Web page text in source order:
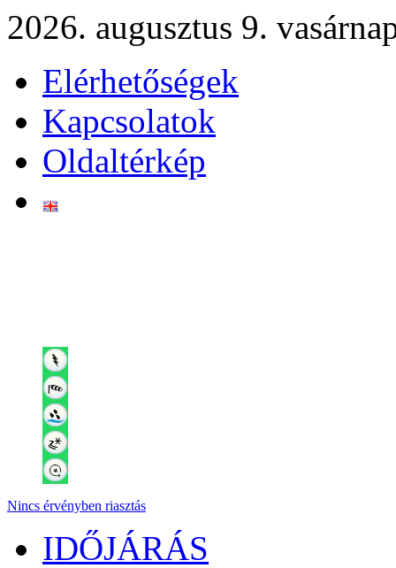
2026. augusztus 9.
Elérhetőségek
Kapcsolatok
Oldaltérkép
Nincs érvényben riasztás
IDŐJÁRÁS